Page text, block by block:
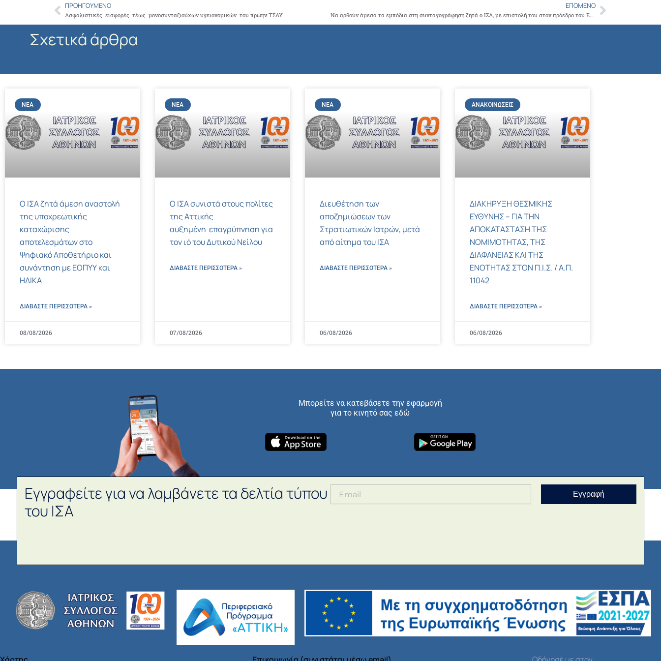
Prev
ΠΡΟΗΓΟΎΜΕΝΟ
Ασφαλιστικές εισφορές τέως μονοσυνταξιούχων υγειονομικών του πρώην ΤΣΑΥ
ΕΠΌΜΕΝΟ
Να αρθούν άμεσα τα εμπόδια στη συνταγογράφηση ζητά ο ΙΣΑ, με επιστολή του στον πρόεδρο του ΕΟΠΥΥ Σ. Μπερσίμη Next
Σχετικά άρθρα
ΝΈΑ
Ο ΙΣΑ ζητά άμεση αναστολή
της υποχρεωτικής
καταχώρισης
αποτελεσμάτων στο
Ψηφιακό Αποθετήριο και
συνάντηση με ΕΟΠΥΥ και
ΗΔΙΚΑ
ΔΙΑΒΑΣΤΕ ΠΕΡΙΣΣΌΤΕΡΑ »
08/08/2026
ΝΈΑ
Ο ΙΣΑ συνιστά στους πολίτες
της Αττικής
αυξημένη επαγρύπνηση για
τον ιό του Δυτικού Νείλου
ΔΙΑΒΑΣΤΕ ΠΕΡΙΣΣΌΤΕΡΑ »
07/08/2026
ΝΈΑ
Διευθέτηση των
αποζημιώσεων των
Στρατιωτικών Ιατρών, μετά
από αίτημα του ΙΣΑ
ΔΙΑΒΑΣΤΕ ΠΕΡΙΣΣΌΤΕΡΑ »
06/08/2026
ΑΝΑΚΟΙΝΏΣΕΙΣ
ΔΙΑΚΗΡΥΞΗ ΘΕΣΜΙΚΗΣ
ΕΥΘΥΝΗΣ – ΓΙΑ ΤΗΝ
ΑΠΟΚΑΤΑΣΤΑΣΗ ΤΗΣ
ΝΟΜΙΜΟΤΗΤΑΣ, ΤΗΣ
ΔΙΑΦΑΝΕΙΑΣ ΚΑΙ ΤΗΣ
ΕΝΟΤΗΤΑΣ ΣΤΟΝ Π.Ι.Σ. / Α.Π.
11042
ΔΙΑΒΑΣΤΕ ΠΕΡΙΣΣΌΤΕΡΑ »
06/08/2026
Μπορείτε να κατεβάσετε την εφαρμογή
για το κινητό σας εδώ
Εγγραφείτε για να λαμβάνετε τα δελτία τύπου
του ΙΣΑ
Εγγραφή